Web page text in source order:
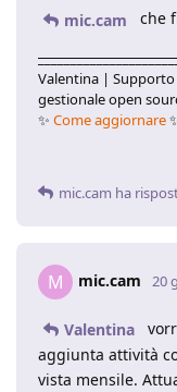
mic.cam che
Valentina | Supporto
gestionale open
✨ Come aggiornare
mic.cam ha
M mic.cam 20
Valentina
aggiunta attività
vista mensile.